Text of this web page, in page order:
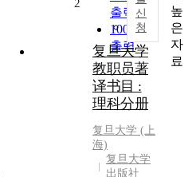
출력
100개씩
출력
신
청
2
复旦大学
教职员著
译书目 :
理科分册
复旦大学 (上
海)
复旦大学
出版社
높
은
자
료